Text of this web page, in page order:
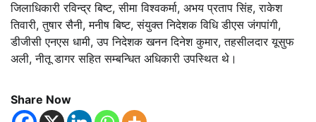
जिलाधिकारी रविन्द्र बिष्ट, सीमा विश्वकर्मा, अभय प्रताप सिंह, राकेश
तिवारी, तुषार सैनी, मनीष बिष्ट, संयुक्त निदेशक विधि डीएस जंगपांगी,
डीजीसी एनएस धामी, उप निदेशक खनन दिनेश कुमार, तहसीलदार यूसुफ
अली, नीतू डागर सहित सम्बन्धित अधिकारी उपस्थित थे।
Share Now